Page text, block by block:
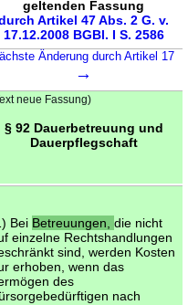
geltenden Fassung
Artikel 47 Abs. 2 G. v.
17.12.2008 BGBl. I S. 2586
Änderung durch Artikel 17
→
neue Fassung)
§ 92 Dauerbetreuung und
Dauerpflegschaft
Bei Betreuungen, die nicht
einzelne Rechtshandlungen
sind, werden Kosten
erhoben, wenn das
des
nach